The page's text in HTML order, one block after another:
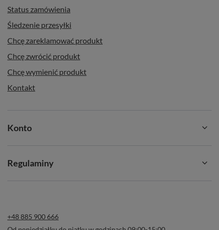
Status zamówienia
Śledzenie przesyłki
Chcę zareklamować produkt
Chcę zwrócić produkt
Chcę wymienić produkt
Kontakt
Konto
Regulaminy
+48 885 900 666